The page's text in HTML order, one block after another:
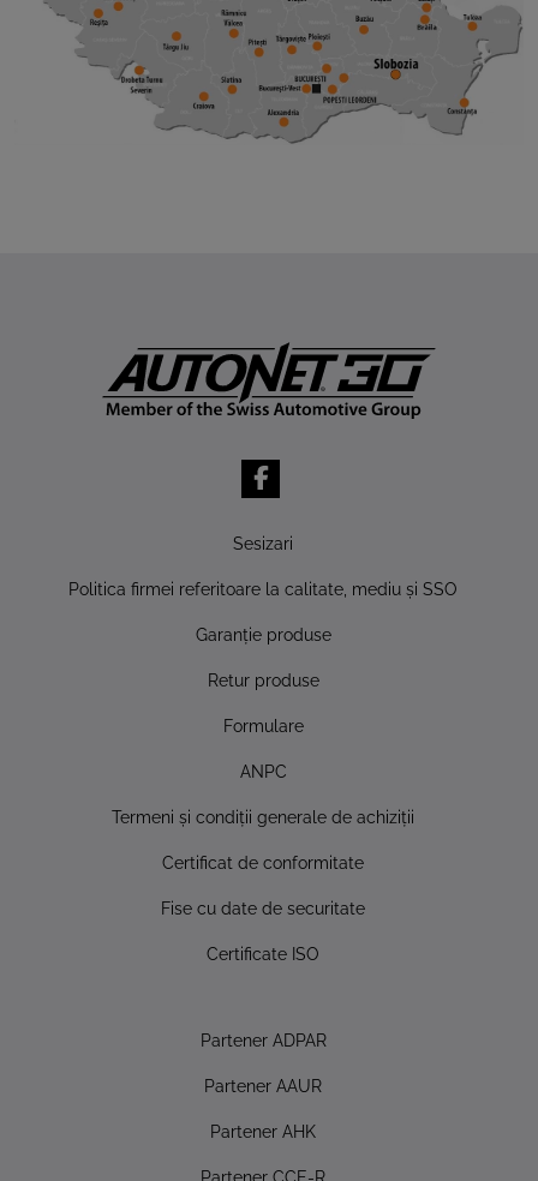
Sesizari
Politica firmei referitoare la calitate, mediu şi SSO
Garanţie produse
Retur produse
Formulare
ANPC
Termeni şi condiţii generale de achiziţii
Certificat de conformitate
Fise cu date de securitate
Certificate ISO
Partener ADPAR
Partener AAUR
Partener AHK